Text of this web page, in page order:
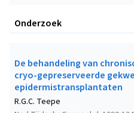
Onderzoek
De behandeling van
cryo-gepreserveerde
epidermistransplantaten
R.G.C. Teepe